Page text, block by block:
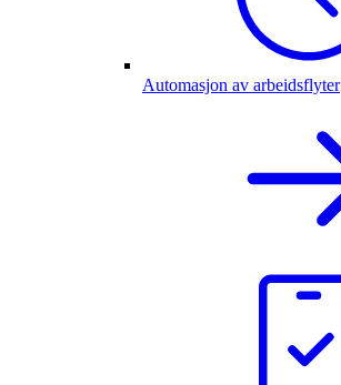
Automasjon av arbeidsflyter